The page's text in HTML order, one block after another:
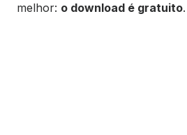
melhor: o download é gratuito.